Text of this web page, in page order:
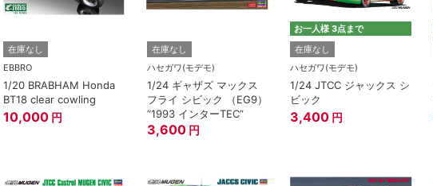
在庫なし
EBBRO
1/20 BRABHAM Honda
BT18 clear cowling
10,000 円
在庫なし
ハセガワ(モデモ)
1/24 ギャザズ マックス
フライ シビック （EG9）
“1993 インターTEC”
3,600 円
お一人様 3点まで
在庫なし
ハセガワ(モデモ)
1/24 JTCC ジャックス シ
ビック
3,400 円